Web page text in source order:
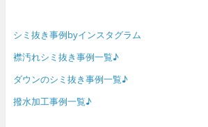
シミ抜き事例byインスタグラム
襟汚れシミ抜き事例一覧♪
ダウンのシミ抜き事例一覧♪
撥水加工事例一覧♪